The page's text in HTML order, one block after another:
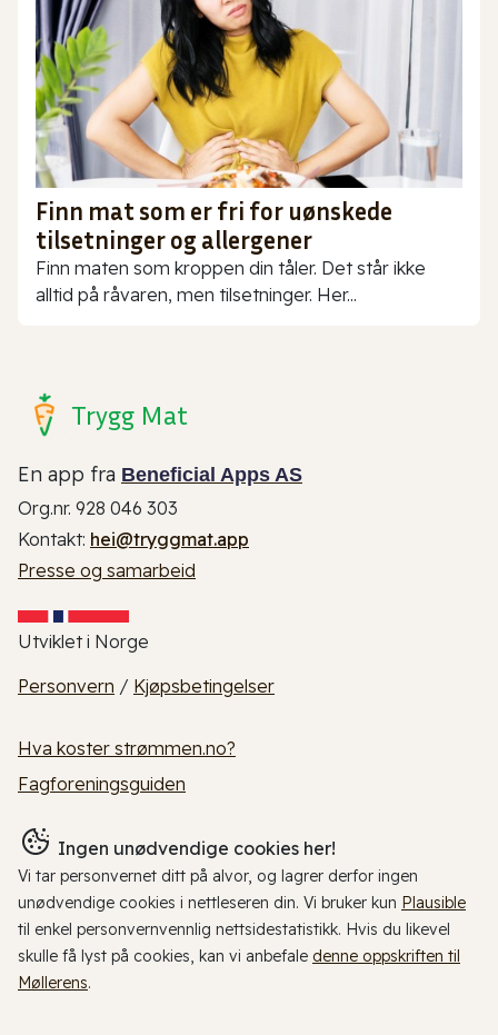
Finn mat som er fri for uønskede
tilsetninger og allergener
Finn maten som kroppen din tåler. Det står ikke
alltid på råvaren, men tilsetninger. Her...
Trygg Mat
En app fra Beneficial Apps AS
Org.nr. 928 046 303
Kontakt: hei@tryggmat.app
Presse og samarbeid
Utviklet i Norge
Personvern / Kjøpsbetingelser
Hva koster strømmen.no?
Fagforeningsguiden
Ingen unødvendige cookies her!
Vi tar personvernet ditt på alvor, og lagrer derfor ingen
unødvendige cookies i nettleseren din. Vi bruker kun Plausible
til enkel personvernvennlig nettsidestatistikk. Hvis du likevel
skulle få lyst på cookies, kan vi anbefale denne oppskriften til
Møllerens.